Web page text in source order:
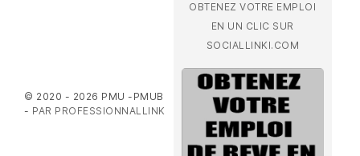
© 2020 - 2026 PMU -PMUB
- PAR PROFESSIONNALLINK
OBTENEZ VOTRE EMPLOI
EN UN CLIC SUR
SOCIALLINKI.COM